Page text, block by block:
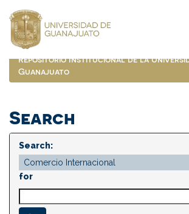
navigation
Repositorio Institucional de la
Guanajuato
Search
Search:
for